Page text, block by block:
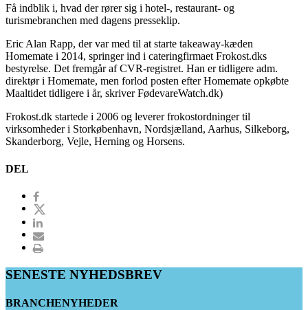
Få indblik i, hvad der rører sig i hotel-, restaurant- og
turismebranchen med dagens presseklip.
Eric Alan Rapp, der var med til at starte takeaway-kæden
Homemate i 2014, springer ind i cateringfirmaet Frokost.dks
bestyrelse. Det fremgår af CVR-registret. Han er tidligere adm.
direktør i Homemate, men forlod posten efter Homemate opkøbte
Maaltidet tidligere i år, skriver FødevareWatch.dk)
Frokost.dk startede i 2006 og leverer frokostordninger til
virksomheder i Storkøbenhavn, Nordsjælland, Aarhus, Silkeborg,
Skanderborg, Vejle, Herning og Horsens.
DEL
SENESTE NYHEDSBREV
BRANCHENYHEDER